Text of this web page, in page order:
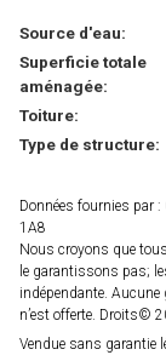
Source d'eau:
Superficie totale
aménagée:
Toiture:
Type de structure:
Données fournies par
1A8
Nous croyons que
le garantissons pas;
indépendante. Aucune
n’est offerte. Droits©
Vendue sans garantie